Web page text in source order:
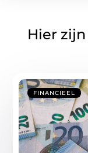
Hier
FINANCIEEL